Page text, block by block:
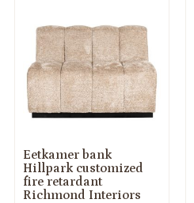
Eetkamer bank
Hillpark customized
fire retardant
Richmond Interiors